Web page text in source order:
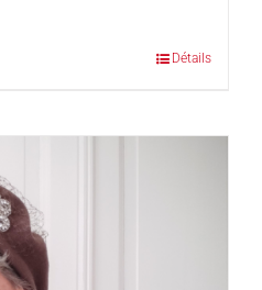
Détails